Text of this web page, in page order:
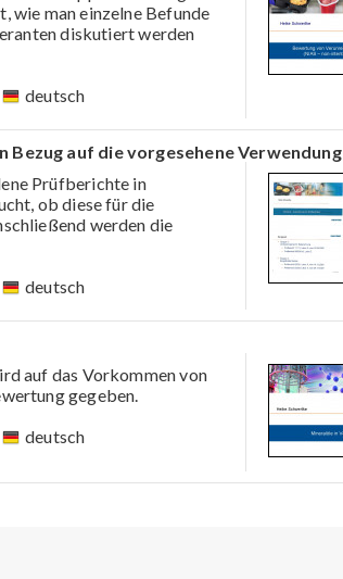
wie man einzelne Befunde
diskutiert werden
deutsch
auf die vorgesehene Verwendung
Prüfberichte in
ob diese für die
werden die
deutsch
auf das Vorkommen von
gegeben.
deutsch